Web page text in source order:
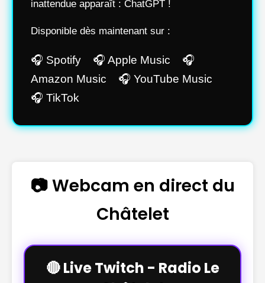
inattendue apparaît : ChatGPT !
Disponible dès maintenant sur :
🎧 Spotify 🎧 Apple Music 🎧
Amazon Music 🎧 YouTube Music
🎧 TikTok
📷 Webcam en direct du
Châtelet
🔴 Live Twitch - Radio Le